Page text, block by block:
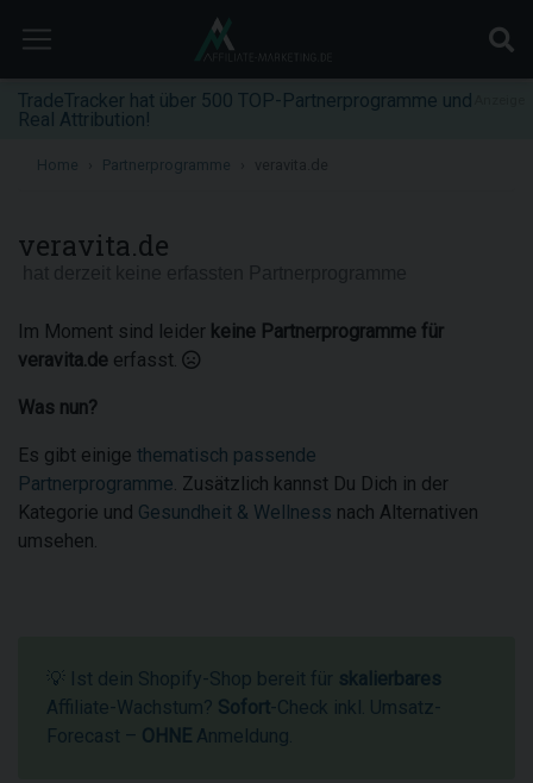
TradeTracker hat über 500 TOP-Partnerprogramme und
Real Attribution!
Home Partnerprogramme
veravita.de
Im Moment sind leider keine Partnerprogramme für
veravita.de erfasst.
Was nun?
Es gibt einige thematisch passende
Partnerprogramme. Zusätzlich kannst Du Dich in der
Kategorie und Gesundheit & Wellness nach Alternativen
umsehen.
💡 Ist dein Shopify-Shop bereit für skalierbares
Affiliate-Wachstum? Sofort-Check inkl. Umsatz-
Forecast – OHNE Anmeldung.